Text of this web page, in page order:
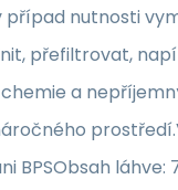
nutnosti
přefiltrovat,
a
BPSObsah láhve: